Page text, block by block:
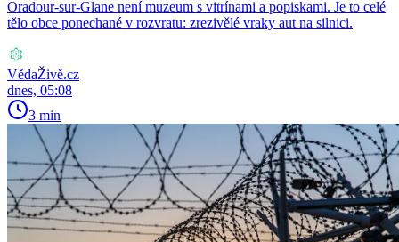
Oradour-sur-Glane není muzeum s vitrínami a popiskami. Je to celé
tělo obce ponechané v rozvratu: zrezivělé vraky aut na silnici.
VědaŽivě.cz
dnes, 05:08
3 min